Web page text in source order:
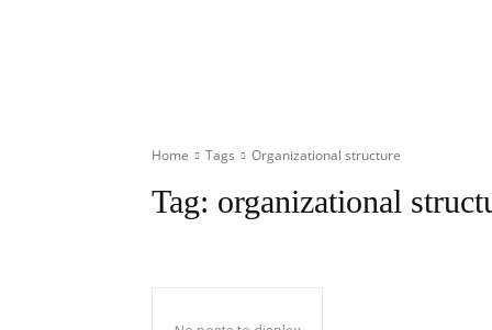
Home Tags Organizational structure
Tag: organizational